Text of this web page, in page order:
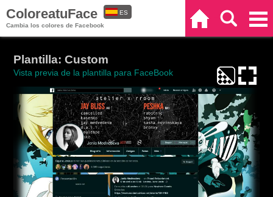
ColoreatuFace
Cambia los colores de Facebook
ES
Plantilla: Custom
Vista previa de la plantilla para FaceBook